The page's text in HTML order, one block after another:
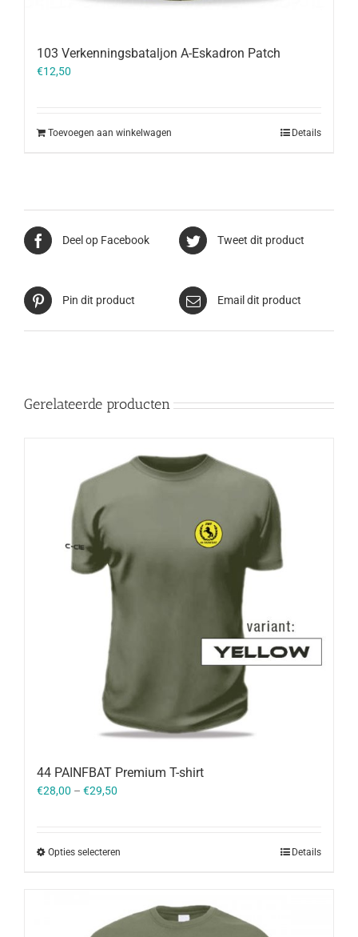
103 Verkenningsbataljon A-Eskadron Patch
€12,50
Toevoegen aan winkelwagen Details
Deel op Facebook Tweet dit product
Pin dit product Email dit product
Gerelateerde producten
44 PAINFBAT Premium T-shirt
€28,00 – €29,50
Opties selecteren Details